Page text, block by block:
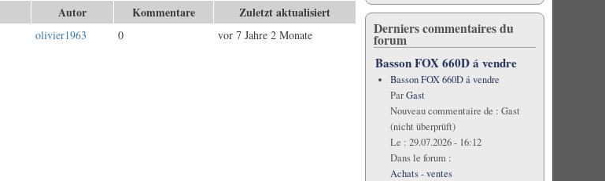
Autor Kommentare Zuletzt aktualisiert
olivier1963 0 vor 7 Jahre 2 Monate Derniers commentaires du
forum
Basson FOX 660D á vendre
Basson FOX 660D á vendre
ParGast
Nouveau commentaire de : Gast
(nicht überprüft)
Le : 29.07.2026 - 16:12
Dans le forum :
Achats - ventes